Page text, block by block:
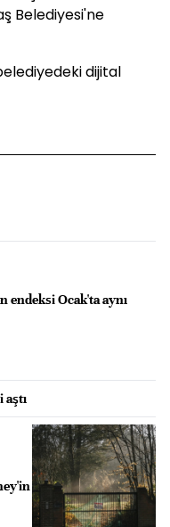
Belediyesi'ne
dijital
endeksi Ocak'ta aynı
aştı